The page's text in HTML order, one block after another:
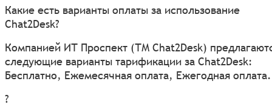
Какие есть варианты оплаты за использование
Chat2Desk?
Компанией ИТ Проспект (ТМ Chat2Desk)
следующие варианты тарификации за Chat2Desk:
Бесплатно, Ежемесячная оплата, Ежегодная оплата.
?